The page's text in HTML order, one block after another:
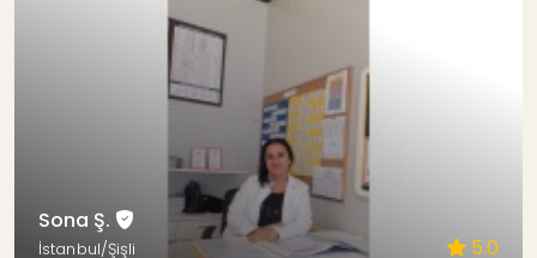
Sona Ş.
İstanbul/Şişli
5.0